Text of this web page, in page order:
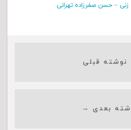
– حسن صفرزاده تهرانی
نوشته قبلی
بعدی →